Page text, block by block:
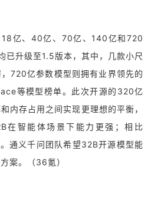
亿、40亿、70亿、140亿和720
已升级至1.5版本，其中，几款小尺
720亿参数模型则拥有业界领先的
等模型榜单。此次开源的320亿
内存占用之间实现更理想的平衡，
在智能体场景下能力更强；相比
通义千问团队希望32B开源模型能
案。（36氪）